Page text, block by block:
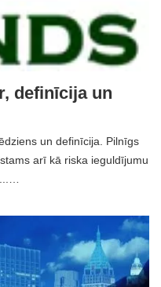
definīcija un
un definīcija. Pilnīgs
arī kā riska ieguldījumu